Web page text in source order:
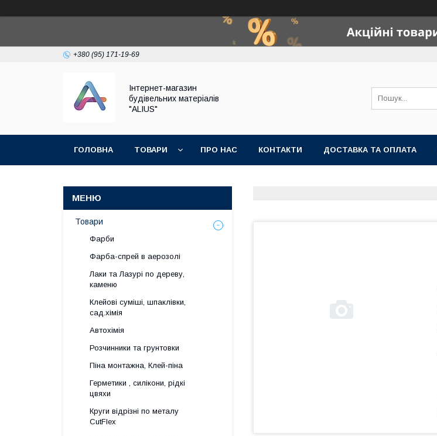
+380 (95) 171-19-69
Інтернет-магазин
будівельних матеріалів
"ALIUS"
ГОЛОВНА ТОВАРИ ПРО НАС КОНТАКТИ ДОСТАВКА ТА ОПЛАТА
Товари
Фарби
Фарба-спрей в аерозолі
Лаки та Лазурі по дереву,
каменю
Клейові суміші, шпаклівки,
сад.хімія
Автохімія
Розчинники та грунтовки
Піна монтажна, Клей-піна
Герметики , силікони, рідкі
цвяхи
Круги відрізні по металу
CutFlex